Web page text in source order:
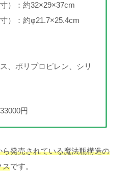
）：約32×29×37cm
）：約φ21.7×25.4cm
、ポリプロピレン、シリ
円
発売されている魔法瓶構造の
スです。